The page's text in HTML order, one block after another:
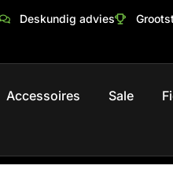
Deskundig advies
Accessoires Sale